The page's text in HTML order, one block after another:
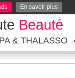
En savoir plus
Beauté
& THALASSO